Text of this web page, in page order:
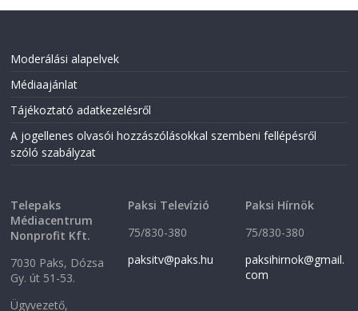
Moderálási alapelvek
Médiaajánlat
Tájékoztató adatkezelésről
A jogellenes olvasói hozzászólásokkal szembeni fellépésről
szóló szabályzat
Telepaks
Médiacentrum
Nonprofit Kft.
7030 Paks, Dózsa
Gy. út 51-53.
Ügyvezető,
Paksi Televízió
75/830-380
paksitv@paks.hu
Paksi Hírnök
75/830-380
paksihirnok@gmail.
com